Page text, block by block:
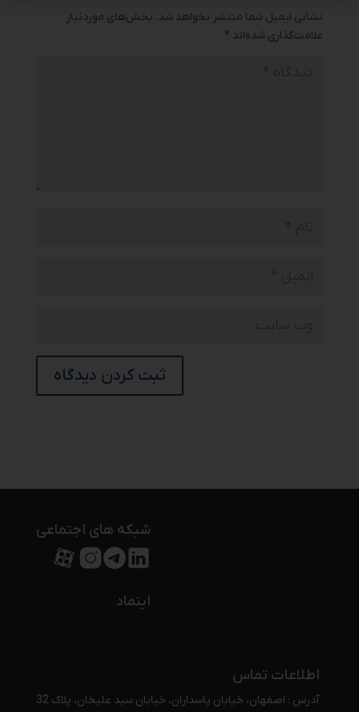
نشانی ایمیل شما منتشر نخواهد شد. بخش‌های موردنیاز
علامت‌گذاری شده‌اند *
شبکه های اجتماعی
اینماد
اطلاعات تماس
آدرس : اصفهان، خیابان پاسداران، خیابان سید علیخان، پلاک 32